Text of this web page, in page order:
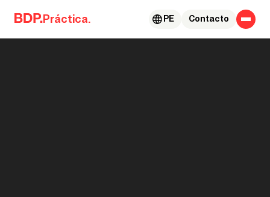
Skip to content
Práctica. Contacto
PE